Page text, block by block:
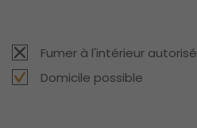
Fumer à l'intérieur autorisé
Domicile possible